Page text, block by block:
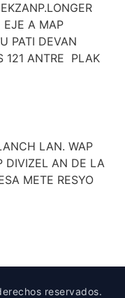
EJE A MAP
PATI DEVAN
121 ANTRE PLAK
LAN. WAP
DIVIZEL AN DE LA
METE RESYO
reservados.